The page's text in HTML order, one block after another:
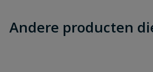
Andere producten